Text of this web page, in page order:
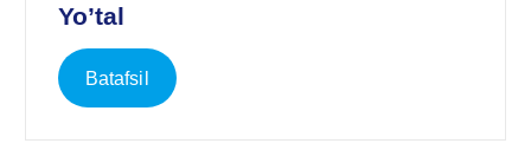
Yo’tal
Batafsil